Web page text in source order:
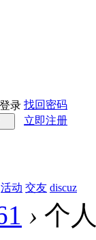
录 找回密码
立即注册
活动 交友 discuz
› 个